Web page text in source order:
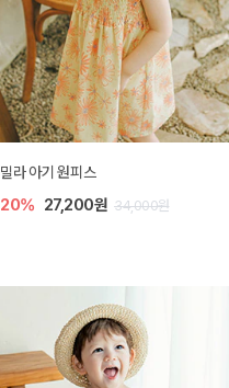
엘로디 니트 아기 뷔스티에
20% 21,600원 27,000원